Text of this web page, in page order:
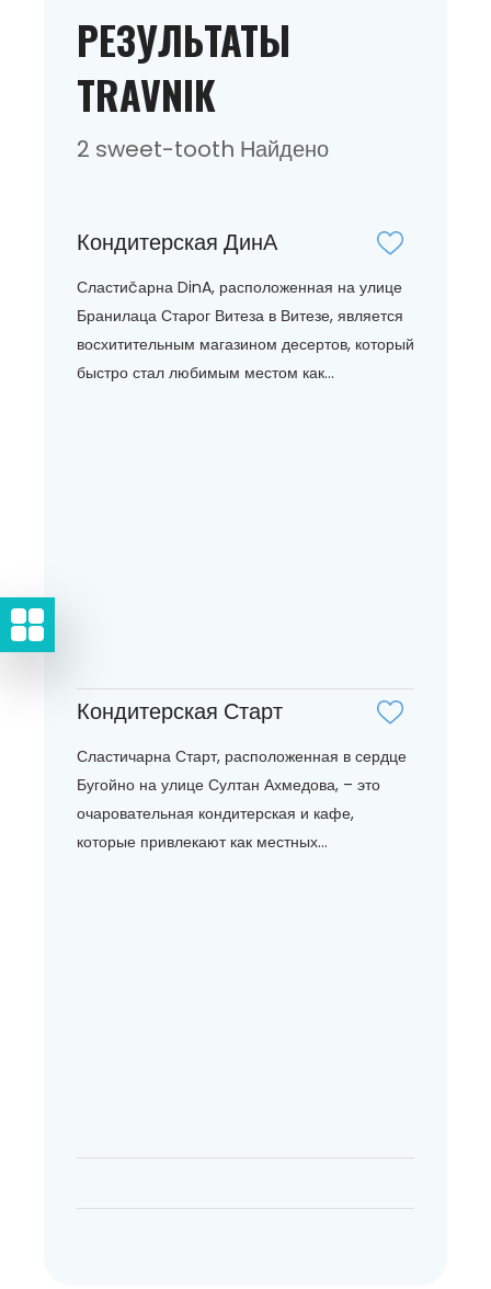
РЕЗУЛЬТАТЫ
TRAVNIK
2 sweet-tooth Найдено
Кондитерская ДинА
Сластиčарна DinA, расположенная на улице
Бранилаца Старог Витеза в Витезе, является
восхитительным магазином десертов, который
быстро стал любимым местом как...
Кондитерская Старт
Сластичарна Старт, расположенная в сердце
Бугойно на улице Султан Ахмедова, – это
очаровательная кондитерская и кафе,
которые привлекают как местных...